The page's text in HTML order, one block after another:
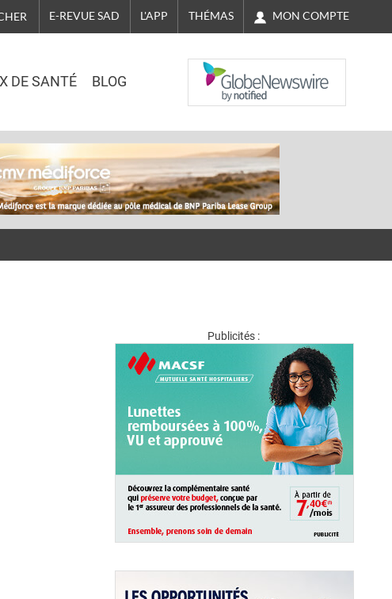
E-REVUE SAD L'APP THÉMAS MON COMPTE
DE SANTÉ BLOG
NASDAQ
Publicités :